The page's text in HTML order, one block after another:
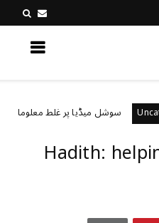
سوشل میڈیا پر غلط معلومات کیسے
Hadith: